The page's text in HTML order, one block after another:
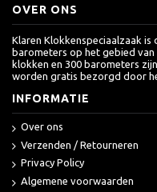
OVER ONS
Klaren Klokkenspeciaalzaak
barometers op het gebied van
klokken en 300 barometers
worden gratis bezorgd door
INFORMATIE
Over ons
Verzenden / Retourneren
Privacy Policy
Algemene voorwaarden